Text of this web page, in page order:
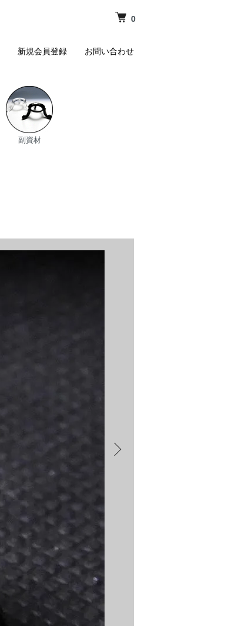
0
新規会員登録 お問い合わせ
副資材